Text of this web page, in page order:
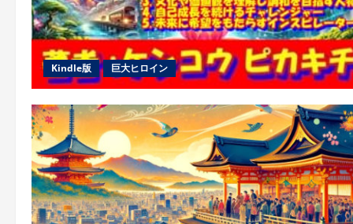
Kindle版 巨大ヒロイン